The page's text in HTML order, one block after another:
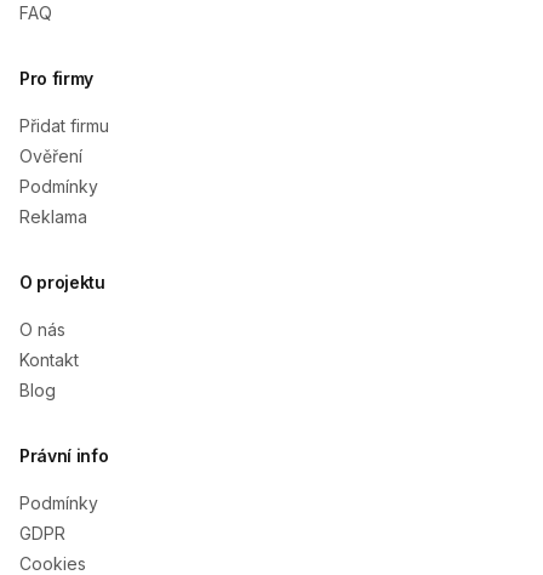
FAQ
Pro firmy
Přidat firmu
Ověření
Podmínky
Reklama
O projektu
O nás
Kontakt
Blog
Právní info
Podmínky
GDPR
Cookies